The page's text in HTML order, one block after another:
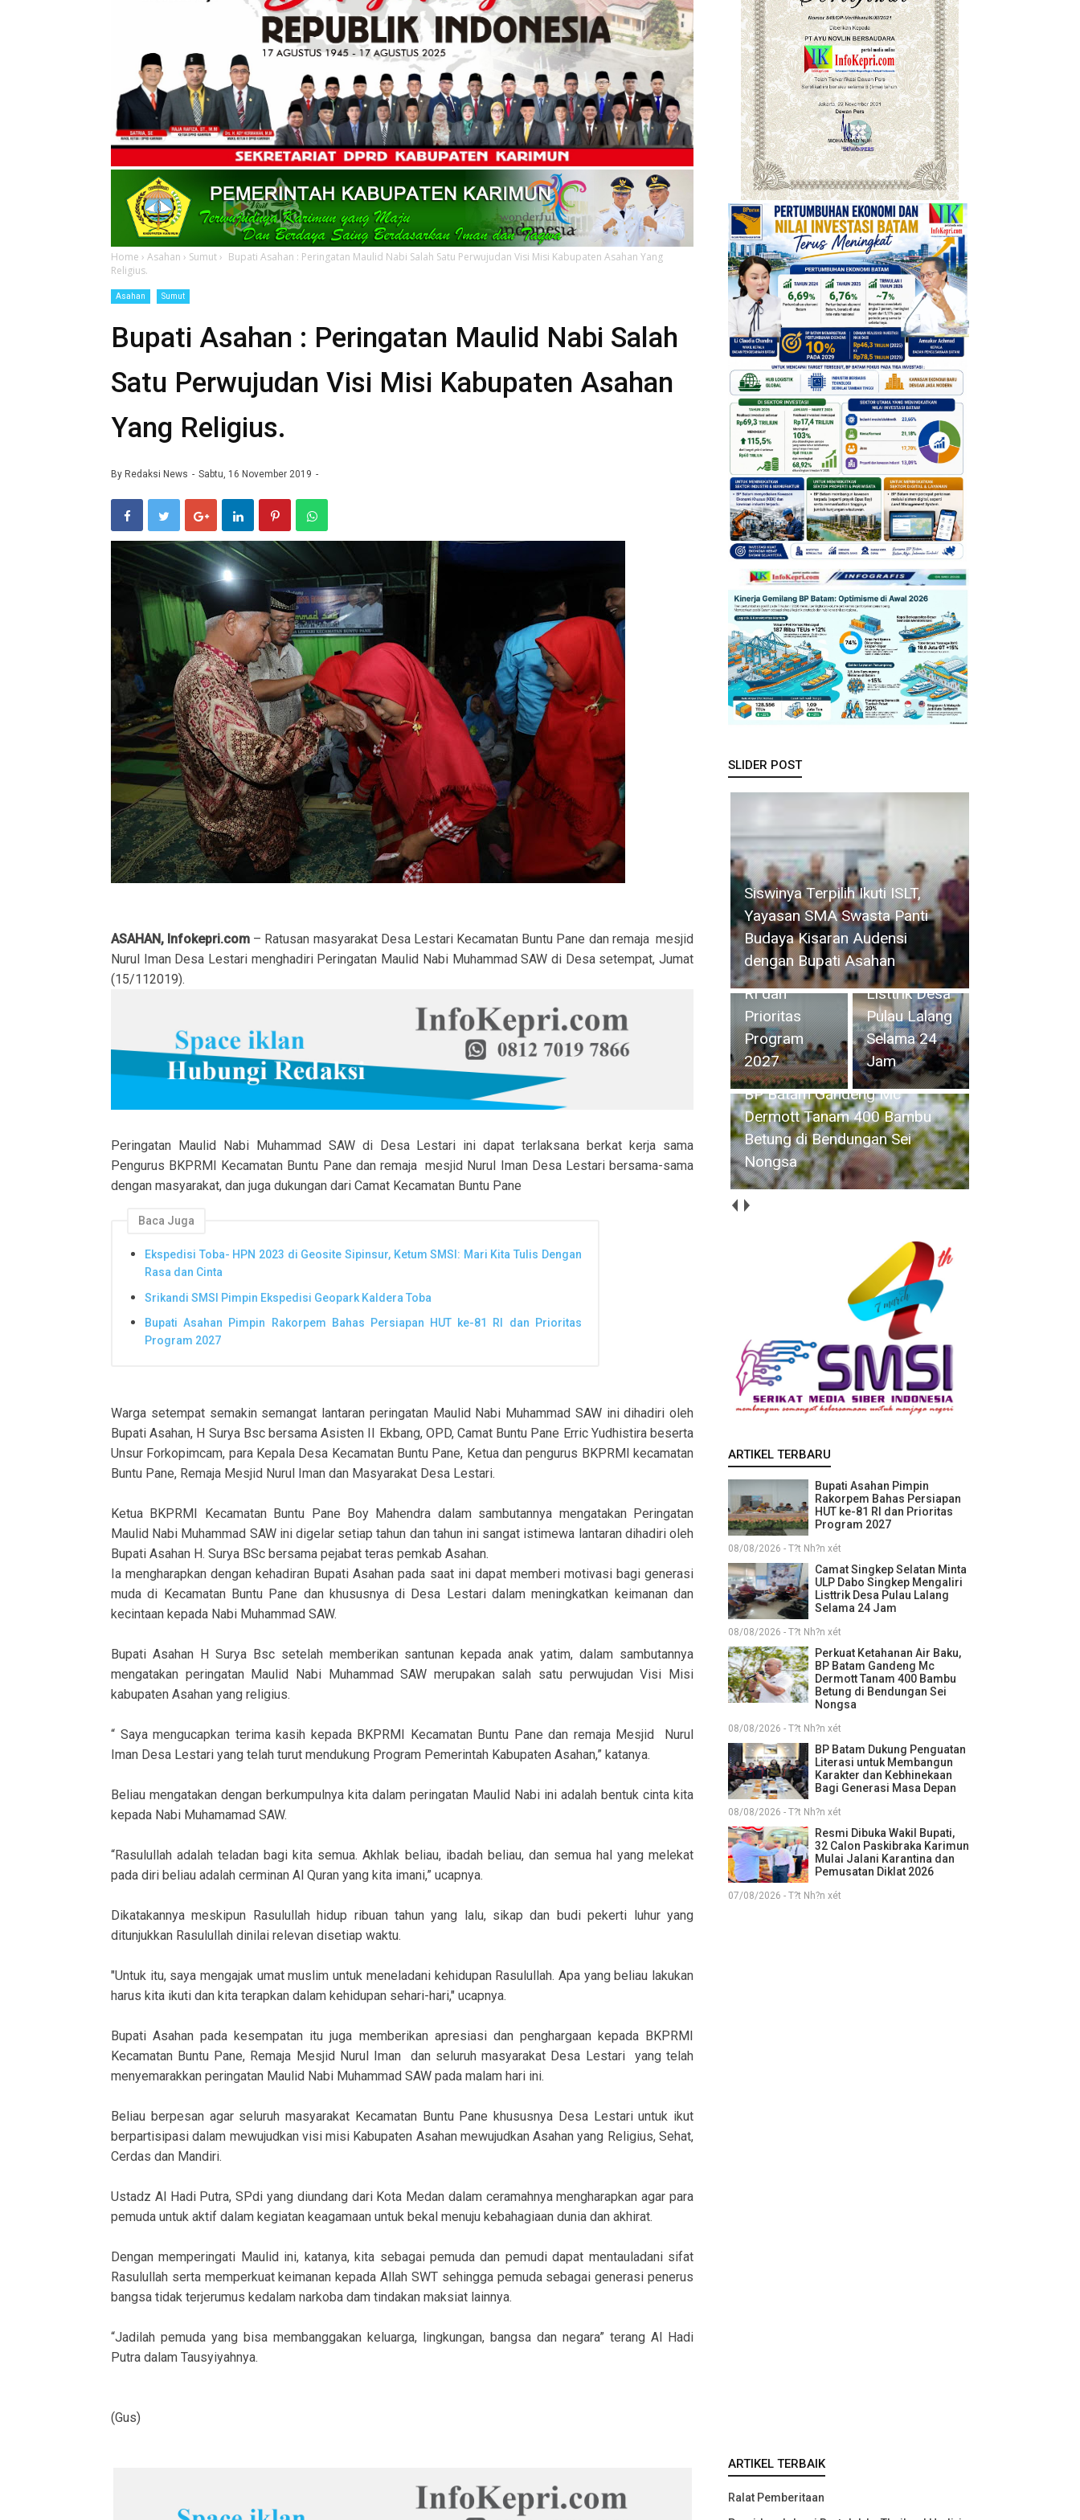
Home › Asahan › Sumut› Bupati Asahan : Peringatan Maulid Nabi Salah Satu Perwujudan Visi Misi Kabupaten Asahan Yang
Religius.
Asahan Sumut
Bupati Asahan : Peringatan Maulid Nabi Salah
Satu Perwujudan Visi Misi Kabupaten Asahan
Yang Religius.
By Redaksi News Sabtu, 16 November 2019
ASAHAN, Infokepri.com – Ratusan masyarakat Desa Lestari Kecamatan Buntu Pane dan remaja mesjid
Nurul Iman Desa Lestari menghadiri Peringatan Maulid Nabi Muhammad SAW di Desa setempat, Jumat
(15/112019).
Peringatan Maulid Nabi Muhammad SAW di Desa Lestari ini dapat terlaksana berkat kerja sama
Pengurus BKPRMI Kecamatan Buntu Pane dan remaja mesjid Nurul Iman Desa Lestari bersama-sama
dengan masyarakat, dan juga dukungan dari Camat Kecamatan Buntu Pane
Baca Juga
Ekspedisi Toba- HPN 2023 di Geosite Sipinsur, Ketum SMSI: Mari Kita Tulis Dengan
Rasa dan Cinta
Srikandi SMSI Pimpin Ekspedisi Geopark Kaldera Toba
Bupati Asahan Pimpin Rakorpem Bahas Persiapan HUT ke-81 RI dan Prioritas
Program 2027
Warga setempat semakin semangat lantaran peringatan Maulid Nabi Muhammad SAW ini dihadiri oleh
Bupati Asahan, H Surya Bsc bersama Asisten II Ekbang, OPD, Camat Buntu Pane Erric Yudhistira beserta
Unsur Forkopimcam, para Kepala Desa Kecamatan Buntu Pane, Ketua dan pengurus BKPRMI kecamatan
Buntu Pane, Remaja Mesjid Nurul Iman dan Masyarakat Desa Lestari.
Ketua BKPRMI Kecamatan Buntu Pane Boy Mahendra dalam sambutannya mengatakan Peringatan
Maulid Nabi Muhammad SAW ini digelar setiap tahun dan tahun ini sangat istimewa lantaran dihadiri oleh
Bupati Asahan H. Surya BSc bersama pejabat teras pemkab Asahan.
Ia mengharapkan dengan kehadiran Bupati Asahan pada saat ini dapat memberi motivasi bagi generasi
muda di Kecamatan Buntu Pane dan khususnya di Desa Lestari dalam meningkatkan keimanan dan
kecintaan kepada Nabi Muhammad SAW.
Bupati Asahan H Surya Bsc setelah memberikan santunan kepada anak yatim, dalam sambutannya
mengatakan peringatan Maulid Nabi Muhammad SAW merupakan salah satu perwujudan Visi Misi
kabupaten Asahan yang religius.
“ Saya mengucapkan terima kasih kepada BKPRMI Kecamatan Buntu Pane dan remaja Mesjid Nurul
Iman Desa Lestari yang telah turut mendukung Program Pemerintah Kabupaten Asahan,” katanya.
Beliau mengatakan dengan berkumpulnya kita dalam peringatan Maulid Nabi ini adalah bentuk cinta kita
kepada Nabi Muhamamad SAW.
“Rasulullah adalah teladan bagi kita semua. Akhlak beliau, ibadah beliau, dan semua hal yang melekat
pada diri beliau adalah cerminan Al Quran yang kita imani,” ucapnya.
Dikatakannya meskipun Rasulullah hidup ribuan tahun yang lalu, sikap dan budi pekerti luhur yang
ditunjukkan Rasulullah dinilai relevan disetiap waktu.
"Untuk itu, saya mengajak umat muslim untuk meneladani kehidupan Rasulullah. Apa yang beliau lakukan
harus kita ikuti dan kita terapkan dalam kehidupan sehari-hari," ucapnya.
Bupati Asahan pada kesempatan itu juga memberikan apresiasi dan penghargaan kepada BKPRMI
Kecamatan Buntu Pane, Remaja Mesjid Nurul Iman dan seluruh masyarakat Desa Lestari yang telah
menyemarakkan peringatan Maulid Nabi Muhammad SAW pada malam hari ini.
Beliau berpesan agar seluruh masyarakat Kecamatan Buntu Pane khususnya Desa Lestari untuk ikut
berpartisipasi dalam mewujudkan visi misi Kabupaten Asahan mewujudkan Asahan yang Religius, Sehat,
Cerdas dan Mandiri.
Ustadz Al Hadi Putra, SPdi yang diundang dari Kota Medan dalam ceramahnya mengharapkan agar para
pemuda untuk aktif dalam kegiatan keagamaan untuk bekal menuju kebahagiaan dunia dan akhirat.
Dengan memperingati Maulid ini, katanya, kita sebagai pemuda dan pemudi dapat mentauladani sifat
Rasulullah serta memperkuat keimanan kepada Allah SWT sehingga pemuda sebagai generasi penerus
bangsa tidak terjerumus kedalam narkoba dam tindakan maksiat lainnya.
“Jadilah pemuda yang bisa membanggakan keluarga, lingkungan, bangsa dan negara” terang Al Hadi
Putra dalam Tausyiyahnya.
(Gus)
SLIDER POST
Bupati Asahan Pimpin
Rakorpem Bahas Persiapan
HUT ke-81 RI dan Prioritas
Program 2027
Camat
Singkep
Selatan
Minta ULP
Dabo
Singkep
Mengaliri
Listtrik Desa
Pulau Lalang
Selama 24
Jam
Perkuat
Ketahanan
Air Baku, BP
Batam
Gandeng Mc
Dermott
Tanam 400
Bambu
Betung di
Bendungan
Sei Nongsa
BP Batam Dukung Penguatan
Literasi untuk Membangun
Karakter dan Kebhinekaan Bagi
Generasi Masa Depan
ARTIKEL TERBARU
Bupati Asahan Pimpin
Rakorpem Bahas Persiapan
HUT ke-81 RI dan Prioritas
Program 2027
08/08/2026 - T?t Nh?n xét
Camat Singkep Selatan Minta
ULP Dabo Singkep Mengaliri
Listtrik Desa Pulau Lalang
Selama 24 Jam
08/08/2026 - T?t Nh?n xét
Perkuat Ketahanan Air Baku,
BP Batam Gandeng Mc
Dermott Tanam 400 Bambu
Betung di Bendungan Sei
Nongsa
08/08/2026 - T?t Nh?n xét
BP Batam Dukung Penguatan
Literasi untuk Membangun
Karakter dan Kebhinekaan
Bagi Generasi Masa Depan
08/08/2026 - T?t Nh?n xét
Resmi Dibuka Wakil Bupati,
32 Calon Paskibraka Karimun
Mulai Jalani Karantina dan
Pemusatan Diklat 2026
07/08/2026 - T?t Nh?n xét
ARTIKEL TERBAIK
Ralat Pemberitaan